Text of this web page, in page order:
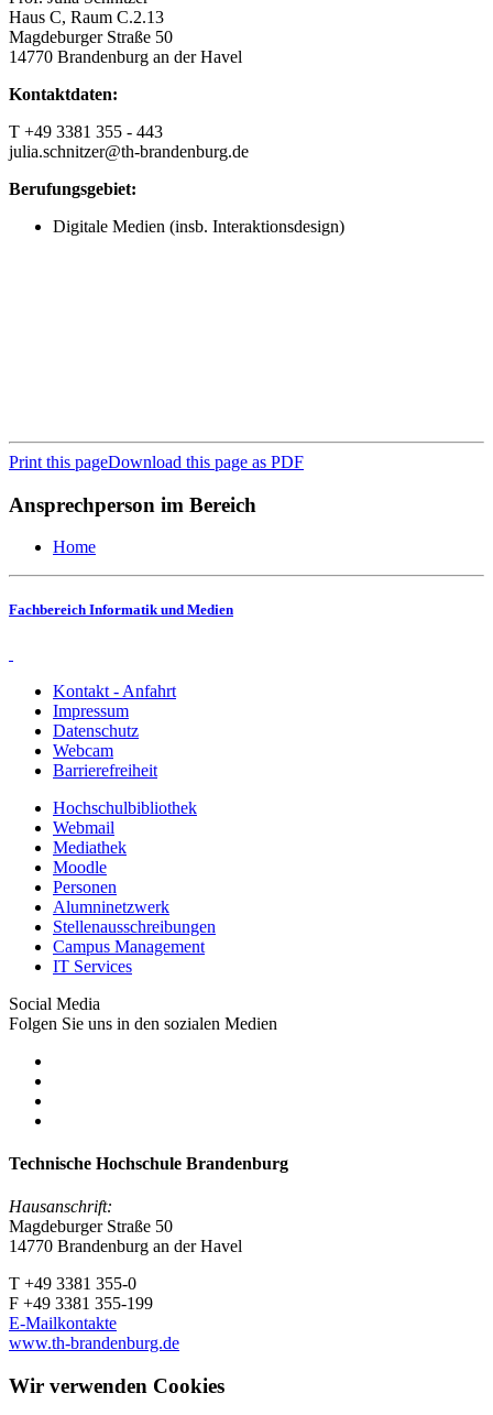
Haus C, Raum C.2.13
Magdeburger Straße 50
14770 Brandenburg an der Havel
Kontaktdaten:
T +49 3381 355 - 443
julia.schnitzer@th-brandenburg.de
Berufungsgebiet:
Digitale Medien (insb. Interaktionsdesign)
Print this pageDownload this page as PDF
Ansprechperson im Bereich
Home
Fachbereich Informatik und Medien
Kontakt - Anfahrt
Impressum
Datenschutz
Webcam
Barrierefreiheit
Hochschulbibliothek
Webmail
Mediathek
Moodle
Personen
Alumninetzwerk
Stellenausschreibungen
Campus Management
IT Services
Social Media
Folgen Sie uns in den sozialen Medien
Technische Hochschule Brandenburg
Hausanschrift:
Magdeburger Straße 50
14770 Brandenburg an der Havel
T +49 3381 355-0
F +49 3381 355-199
E-Mailkontakte
www.th-brandenburg.de
Wir verwenden Cookies